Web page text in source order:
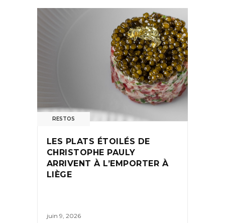
RESTOS
LES PLATS ÉTOILÉS DE
CHRISTOPHE PAULY
ARRIVENT À L’EMPORTER À
LIÈGE
juin 9, 2026